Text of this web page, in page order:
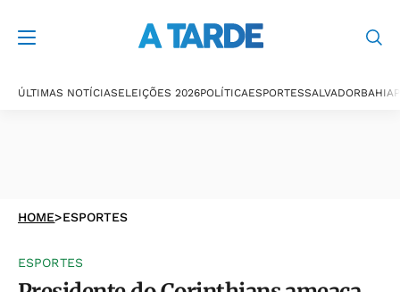
ÚLTIMAS NOTÍCIASELEIÇÕES 2026POLÍTICAESPORTESSALVADORBAHIA
HOME>ESPORTES
ESPORTES